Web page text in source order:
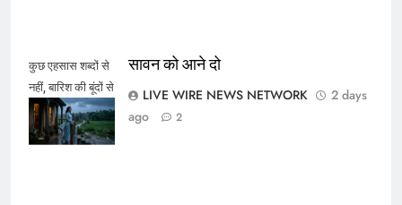
कुछ एहसास शब्दों से
नहीं, बारिश की बूंदों से
कहे जाते हैं।
सावन को आने दो
LIVE WIRE NEWS NETWORK
2 days
ago
2